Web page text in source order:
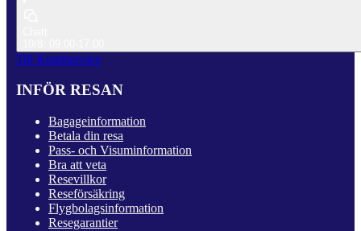
Till Kundservice
INFÖR RESAN
Bagageinformation
Betala din resa
Pass- och Visuminformation
Bra att veta
Resevillkor
Reseförsäkring
Flygbolagsinformation
Resegarantier